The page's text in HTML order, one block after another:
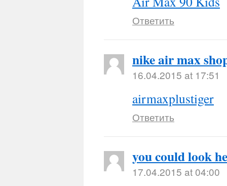
Ответить
nike air max
16.04.2015 at 17:51
airmaxplustiger
Ответить
you could look
17.04.2015 at 04:00